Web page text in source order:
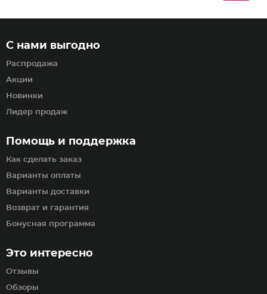
Помощь и поддержка
Как сделать заказ
Варианты оплаты
Варианты доставки
Возврат и гарантия
Бонусная программа
С нами выгодно
Распродажа
Акции
Новинки
Лидер продаж
Это интересно
Отзывы
Обзоры